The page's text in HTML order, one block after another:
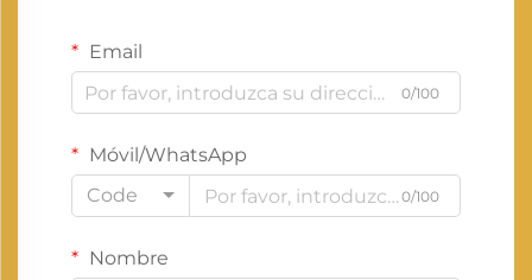
Email
0/100
Móvil/WhatsApp
Code
0/100
Nombre